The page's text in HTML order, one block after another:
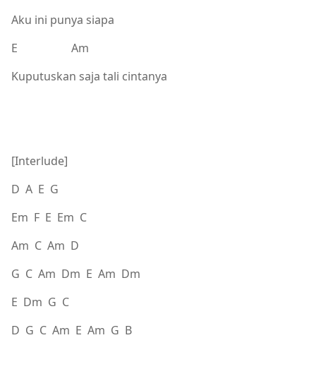
Aku ini punya siapa
E Am
Kuputuskan saja tali cintanya
[Interlude]
D A E G
Em F E Em C
Am C Am D
G C Am Dm E Am Dm
E Dm G C
D G C Am E Am G B